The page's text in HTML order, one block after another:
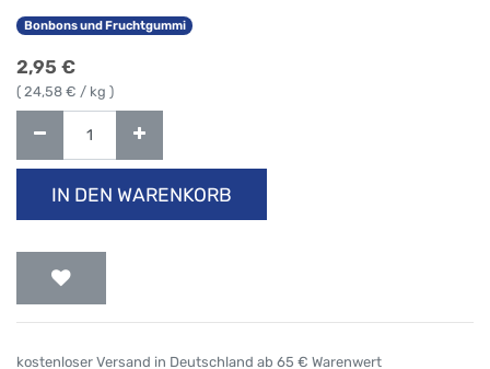
Bonbons und Fruchtgummi
2,95 €
( 24,58 € / kg )
IN DEN WARENKORB
kostenloser Versand in Deutschland ab 65 € Warenwert